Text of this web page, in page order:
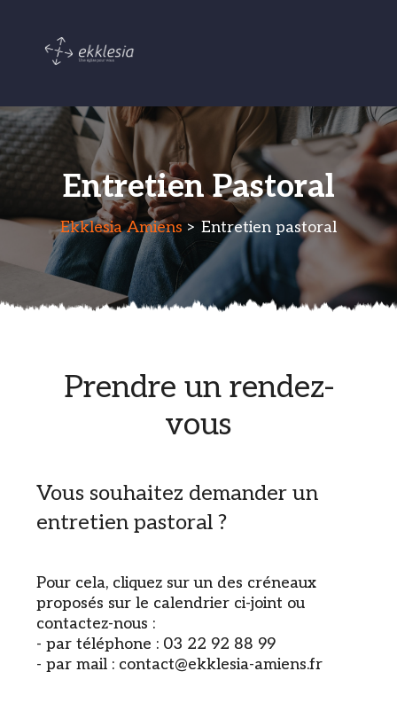
Entretien Pastoral
Ekklesia Amiens> Entretien pastoral
Prendre un rendez-
vous
Vous souhaitez demander un
entretien pastoral ?
Pour cela, cliquez sur un des créneaux
proposés sur le calendrier ci-joint ou
contactez-nous :
- par téléphone : 03 22 92 88 99
- par mail : contact@ekklesia-amiens.fr